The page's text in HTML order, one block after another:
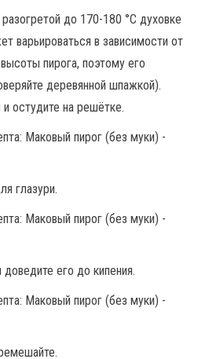
до 170-180 °С духовке
варьироваться в зависимости от
пирога, поэтому его
деревянной шпажкой).
и остудите на решётке.
глазури.
его до кипения.